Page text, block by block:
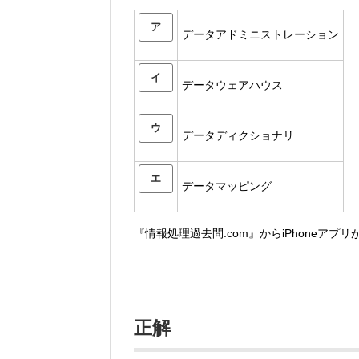
ア
データアドミニストレーション
イ
データウェアハウス
ウ
データディクショナリ
エ
データマッピング
『情報処理過去問.com』からiPhoneアプリ
正解